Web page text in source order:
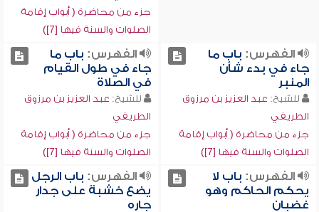
جزء من محاضرة ( أبواب إقامة
الصلوات والسنة فيها [7])
الفهرس: باب ما
جاء في بدء شأن
المنبر
للشيخ: عبد العزيز بن مرزوق
الطريفي
جزء من محاضرة ( أبواب إقامة
الصلوات والسنة فيها [7])
الفهرس: باب ما
جاء في طول القيام
في الصلاة
للشيخ: عبد العزيز بن مرزوق
الطريفي
جزء من محاضرة ( أبواب إقامة
الصلوات والسنة فيها [7])
الفهرس: باب لا
يحكم الحاكم وهو
غضبان
الفهرس: باب الرجل
يضع خشبة على جدار
جاره